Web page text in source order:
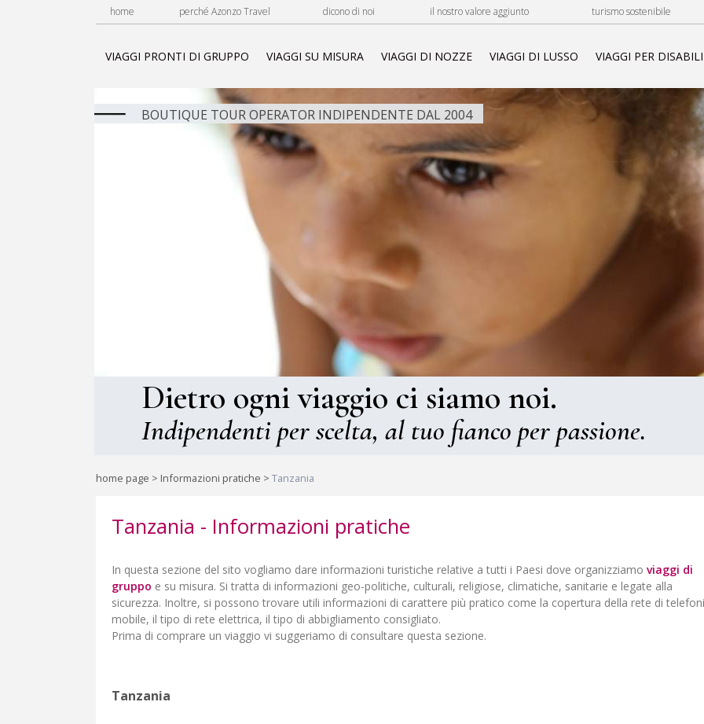
home perché Azonzo Travel dicono di noi il nostro valore aggiunto turismo sostenibile
VIAGGI PRONTI DI GRUPPO VIAGGI SU MISURA VIAGGI DI NOZZE VIAGGI DI LUSSO VIAGGI PER DISABILI
BOUTIQUE TOUR OPERATOR INDIPENDENTE DAL 2004
Dietro ogni viaggio ci siamo noi.
Indipendenti per scelta, al tuo fianco per passione.
home page > Informazioni pratiche > Tanzania
Tanzania - Informazioni pratiche
In questa sezione del sito vogliamo dare informazioni turistiche relative a tutti i Paesi dove organizziamo viaggi di
gruppo e su misura. Si tratta di informazioni geo-politiche, culturali, religiose, climatiche, sanitarie e legate alla
sicurezza. Inoltre, si possono trovare utili informazioni di carattere più pratico come la copertura della rete di
mobile, il tipo di rete elettrica, il tipo di abbigliamento consigliato.
Prima di comprare un viaggio vi suggeriamo di consultare questa sezione.
Tanzania